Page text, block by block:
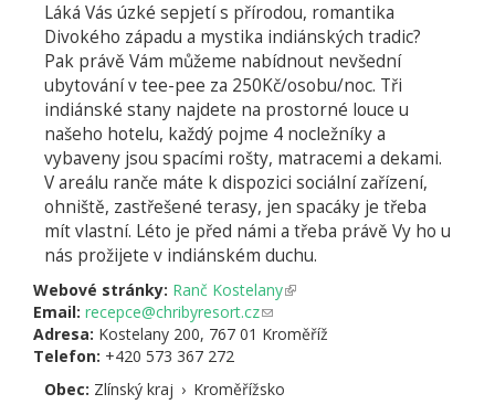
Láká Vás úzké sepjetí s přírodou, romantika
Divokého západu a mystika indiánských tradic?
Pak právě Vám můžeme nabídnout nevšední
ubytování v tee-pee za 250Kč/osobu/noc. Tři
indiánské stany najdete na prostorné louce u
našeho hotelu, každý pojme 4 nocležníky a
vybaveny jsou spacími rošty, matracemi a dekami.
V areálu ranče máte k dispozici sociální zařízení,
ohniště, zastřešené terasy, jen spacáky je třeba
mít vlastní. Léto je před námi a třeba právě Vy ho u
nás prožijete v indiánském duchu.
Webové stránky: Ranč Kostelany(odkaz
externí)
Email: recepce@chribyresort.cz(odkaz
odešle
mail)
Adresa: Kostelany 200, 767 01 Kroměříž
Telefon: +420 573 367 272
Obec: Zlínský kraj › Kroměřížsko